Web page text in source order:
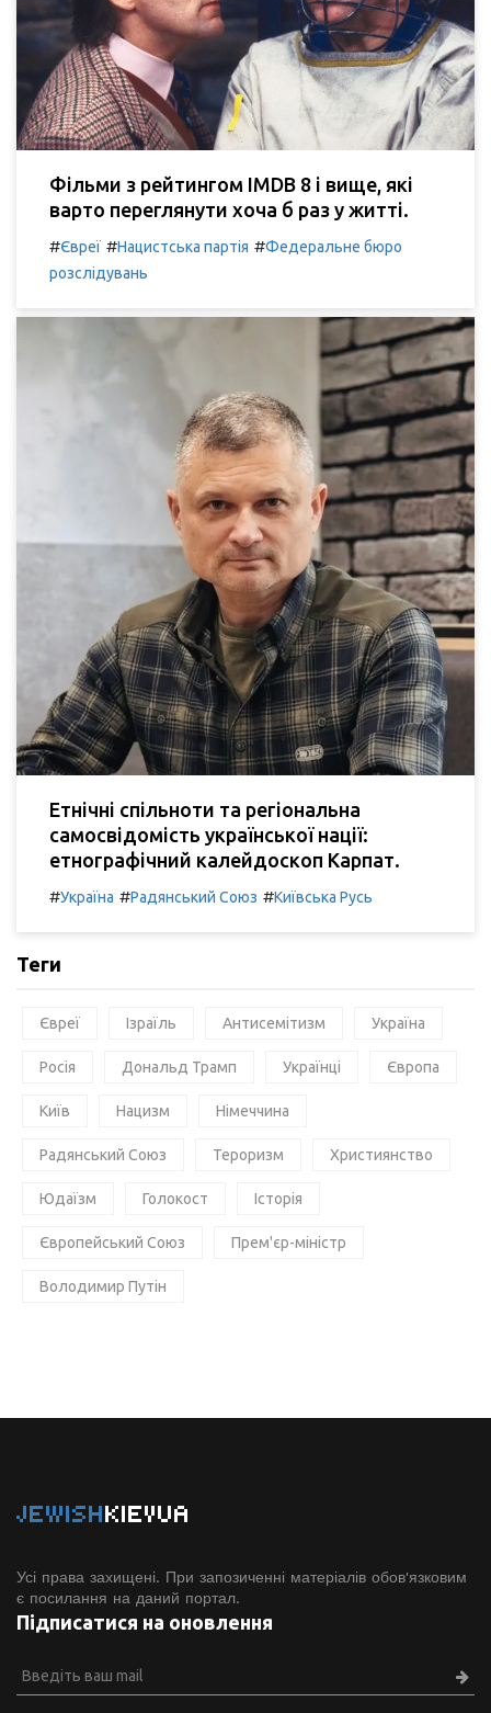
Фільми з рейтингом IMDB 8 і вище, які
варто переглянути хоча б раз у житті.
#Євреї #Нацистська партія #Федеральне бюро
розслідувань
Етнічні спільноти та регіональна
самосвідомість української нації:
етнографічний калейдоскоп Карпат.
#Україна #Радянський Союз #Київська Русь
Теги
Євреї Ізраїль Антисемітизм Україна
Росія Дональд Трамп Українці Європа
Київ Нацизм Німеччина
Радянський Союз Тероризм Християнство
Юдаїзм Голокост Історія
Європейський Союз Прем'єр-міністр
Володимир Путін
JEWISHKIEVUA
Усі права захищені. При запозиченні матеріалів обов'язковим
є посилання на даний портал.
Підписатися на оновлення